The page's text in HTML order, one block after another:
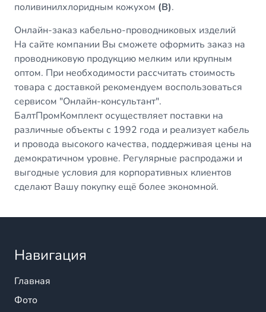
поливинилхлоридным кожухом (В).
Онлайн-заказ кабельно-проводниковых изделий
На сайте компании Вы сможете оформить заказ на
проводниковую продукцию мелким или крупным
оптом. При необходимости рассчитать стоимость
товара с доставкой рекомендуем воспользоваться
сервисом "Онлайн-консультант".
БалтПромКомплект осуществляет поставки на
различные объекты с 1992 года и реализует кабель
и провода высокого качества, поддерживая цены на
демократичном уровне. Регулярные распродажи и
выгодные условия для корпоративных клиентов
сделают Вашу покупку ещё более экономной.
Навигация
Главная
Фото